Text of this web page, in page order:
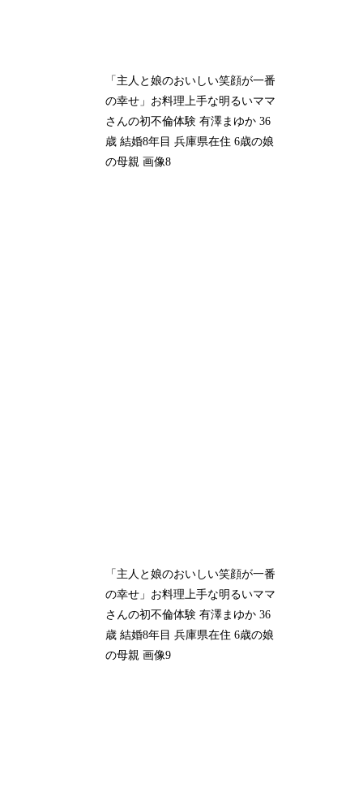
「主人と娘のおいしい笑顔が一番
の幸せ」お料理上手な明るいママ
さんの初不倫体験 有澤まゆか 36
歳 結婚8年目 兵庫県在住 6歳の娘
の母親 画像8
「主人と娘のおいしい笑顔が一番
の幸せ」お料理上手な明るいママ
さんの初不倫体験 有澤まゆか 36
歳 結婚8年目 兵庫県在住 6歳の娘
の母親 画像9